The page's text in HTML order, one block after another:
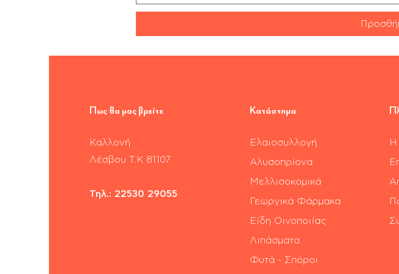
Πως θα μας βρείτε
Καλλονή
​Λέσβου Τ.Κ 81107
Τηλ.: 22530 29055
Κατάστημα
Ελαιοσυλλογή
Αλυσοπρίονα
Μελλισοκομικά
Γεωργικά Φάρμακα
Είδη Οινοποιίας
Λιπάσματα
Φυτά - Σπόροι
Η